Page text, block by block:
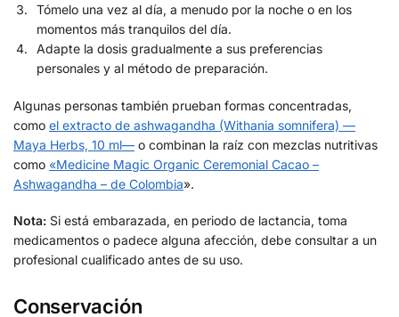
Tómelo una vez al día, a menudo por la noche o en los
momentos más tranquilos del día.
Adapte la dosis gradualmente a sus preferencias
personales y al método de preparación.
Algunas personas también prueban formas concentradas,
como el extracto de ashwagandha (Withania somnifera) —
Maya Herbs, 10 ml— o combinan la raíz con mezclas nutritivas
como «Medicine Magic Organic Ceremonial Cacao –
Ashwagandha – de Colombia».
Nota: Si está embarazada, en periodo de lactancia, toma
medicamentos o padece alguna afección, debe consultar a un
profesional cualificado antes de su uso.
Conservación